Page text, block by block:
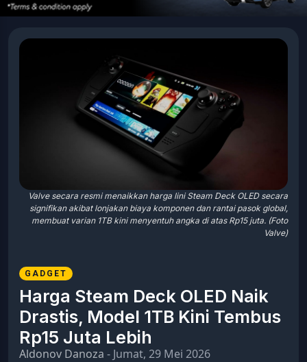
Valve secara resmi menaikkan harga lini Steam Deck OLED secara
signifikan akibat lonjakan biaya komponen dan rantai pasok global,
membuat varian 1TB kini menyentuh angka di atas Rp15 juta. (Foto
Valve)
GADGET
Harga Steam Deck OLED Naik
Drastis, Model 1TB Kini Tembus
Rp15 Juta Lebih
Aldonov Danoza - Jumat, 29 Mei 2026